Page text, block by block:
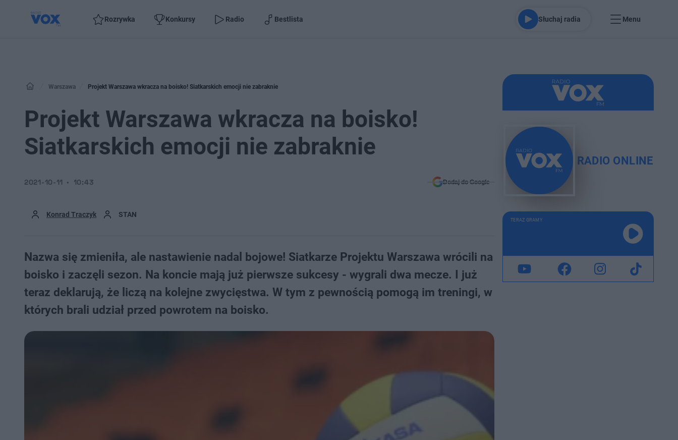
Rozrywka Konkursy Radio Bestlista Słuchaj radia Menu
Warszawa Projekt Warszawa wkracza na boisko! Siatkarskich emocji nie zabraknie
Projekt Warszawa wkracza na boisko!
Siatkarskich emocji nie zabraknie
Konrad Traczyk STAN
2021-10-11 10:43 Dodaj do Google
Nazwa się zmieniła, ale nastawienie nadal bojowe! Siatkarze Projektu Warszawa wrócili na
boisko i zaczęli sezon. Na koncie mają już pierwsze sukcesy - wygrali dwa mecze. I już
teraz deklarują, że liczą na kolejne zwycięstwa. W tym z pewnością pomogą im treningi, w
których brali udział przed powrotem na boisko.
RADIO ONLINE
TERAZ GRAMY